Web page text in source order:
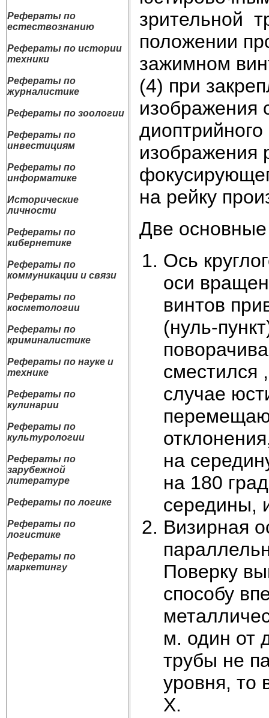
Рефераты по
естествознанию
Рефераты по истории
техники
Рефераты по
журналистике
Рефераты по зоологии
Рефераты по
инвестициям
Рефераты по
информатике
Исторические
личности
Рефераты по
кибернетике
Рефераты по
коммуникации и связи
Рефераты по
косметологии
Рефераты по
криминалистике
Рефераты по науке и
технике
Рефераты по
кулинарии
Рефераты по
культурологии
Рефераты по
зарубежной
литературе
Рефераты по логике
Рефераты по
логистике
Рефераты по
маркетингу
зрительной
положении
зажимном
(4) при
изображения
диоптрийного
изображения
на рейку
Две
Ось
оси
винтов
(нуль-
сместился
случае
на
на 180
середины,
Визирная
Поверку
способу
м. один от
трубы не
уровня, то
Х.